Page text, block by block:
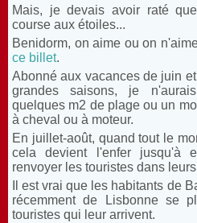
Mais, je devais avoir raté
course aux étoiles...
Benidorm, on aime ou on
ce billet.
Abonné aux vacances de juin
grandes saisons, je
quelques m2 de plage ou un
à cheval ou à moteur.
En juillet-août, quand tout le
cela devient l'enfer jusqu'à
renvoyer les touristes dans
Il est vrai que les habitants de
récemment de Lisbonne se
touristes qui leur arrivent.